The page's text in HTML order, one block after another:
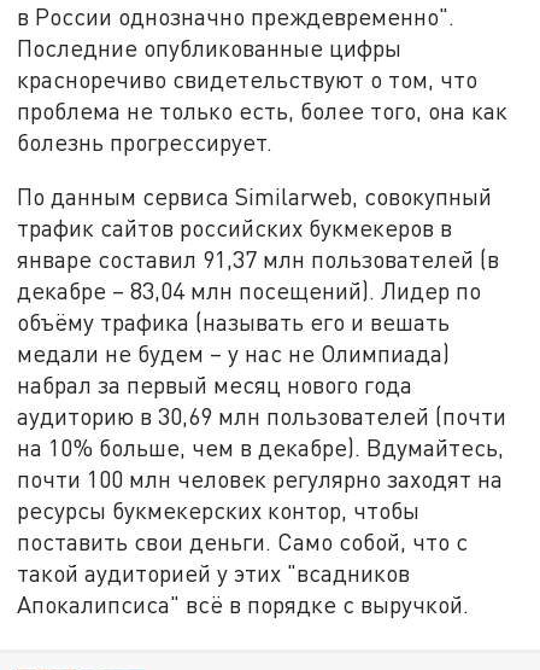
в России однозначно преждевременно".
Последние опубликованные цифры
красноречиво свидетельствуют о том, что
проблема не только есть, более того, она как
болезнь прогрессирует.
По данным сервиса Similarweb, совокупный
трафик сайтов российских букмекеров в
январе составил 91,37 млн пользователей (в
декабре – 83,04 млн посещений). Лидер по
объёму трафика (называть его и вешать
медали не будем – у нас не Олимпиада)
набрал за первый месяц нового года
аудиторию в 30,69 млн пользователей (почти
на 10% больше, чем в декабре). Вдумайтесь,
почти 100 млн человек регулярно заходят на
ресурсы букмекерских контор, чтобы
поставить свои деньги. Само собой, что с
такой аудиторией у этих "всадников
Апокалипсиса" всё в порядке с выручкой.